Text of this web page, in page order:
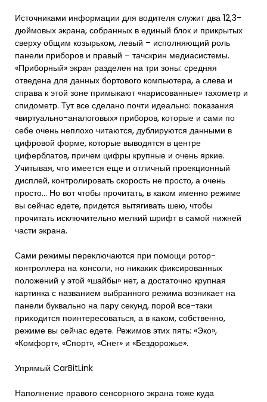
Источниками информации для водителя служит два 12,3-
дюймовых экрана, собранных в единый блок и прикрытых
сверху общим козырьком, левый – исполняющий роль
панели приборов и правый – тачскрин медиасистемы.
«Приборный» экран разделен на три зоны: средняя
отведена для данных бортового компьютера, а слева и
справа к этой зоне примыкают «нарисованные» тахометр и
спидометр. Тут все сделано почти идеально: показания
«виртуально-аналоговых» приборов, которые и сами по
себе очень неплохо читаются, дублируются данными в
цифровой форме, которые выводятся в центре
циферблатов, причем цифры крупные и очень яркие.
Учитывая, что имеется еще и отличный проекционный
дисплей, контролировать скорость не просто, а очень
просто… Но вот чтобы прочитать, в каком именно режиме
вы сейчас едете, придется вытягивать шею, чтобы
прочитать исключительно мелкий шрифт в самой нижней
части экрана.
Сами режимы переключаются при помощи ротор-
контроллера на консоли, но никаких фиксированных
положений у этой «шайбы» нет, а достаточно крупная
картинка с названием выбранного режима возникает на
панели буквально на пару секунд, порой все-таки
приходится поинтересоваться, а в каком, собственно,
режиме вы сейчас едете. Режимов этих пять: «Эко»,
«Комфорт», «Спорт», «Снег» и «Бездорожье».
Упрямый CarBitLink
Наполнение правого сенсорного экрана тоже куда